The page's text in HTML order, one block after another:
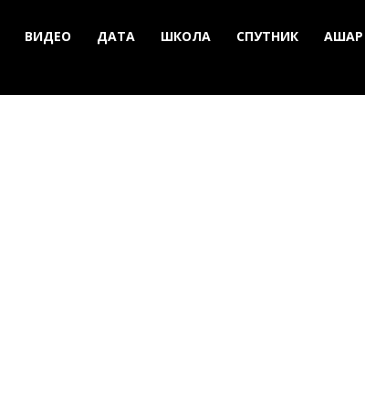
ВИДЕО ДАТА ШКОЛА СПУТНИК АШАР